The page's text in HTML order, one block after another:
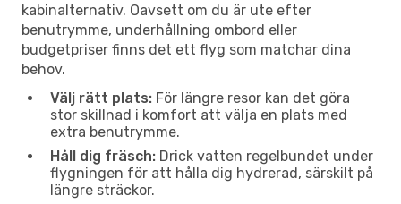
kabinalternativ. Oavsett om du är ute efter
benutrymme, underhållning ombord eller
budgetpriser finns det ett flyg som matchar dina
behov.
Välj rätt plats: För längre resor kan det göra
stor skillnad i komfort att välja en plats med
extra benutrymme.
Håll dig fräsch: Drick vatten regelbundet under
flygningen för att hålla dig hydrerad, särskilt på
längre sträckor.